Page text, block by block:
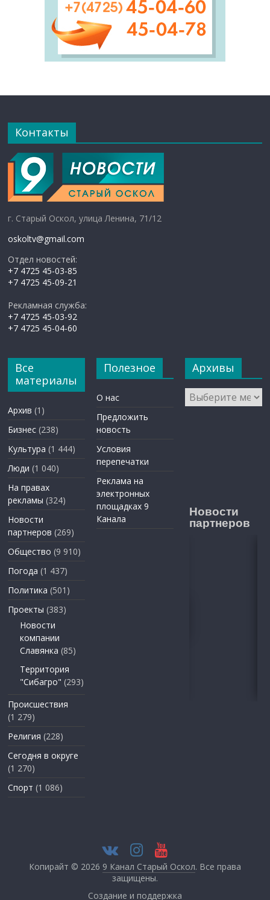
Контакты
г. Старый Оскол, улица Ленина, 71/12
oskoltv@gmail.com
Отдел новостей:
+7 4725 45-03-85
+7 4725 45-09-21
Рекламная служба:
+7 4725 45-03-92
+7 4725 45-04-60
Все
материалы
Архив (1)
Бизнес (238)
Культура (1 444)
Люди (1 040)
На правах
рекламы (324)
Новости
партнеров (269)
Общество (9 910)
Погода (1 437)
Политика (501)
Проекты (383)
Новости
компании
Славянка (85)
Территория
"Сибагро" (293)
Происшествия
(1 279)
Религия (228)
Сегодня в округе
(1 270)
Спорт (1 086)
Полезное
О нас
Предложить
новость
Условия
перепечатки
Реклама на
электронных
площадках 9
Канала
Архивы
Архивы
Новости
партнеров
Копирайт © 2026 9 Канал Старый Оскол. Все права
защищены.
Создание и поддержка